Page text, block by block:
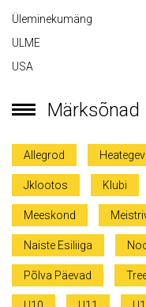
Üleminekumäng
ULME
USA
Märksõnad
Allegrod
Jklootos Klubi
Meeskond
Naiste Esiliiga
Põlva Päevad